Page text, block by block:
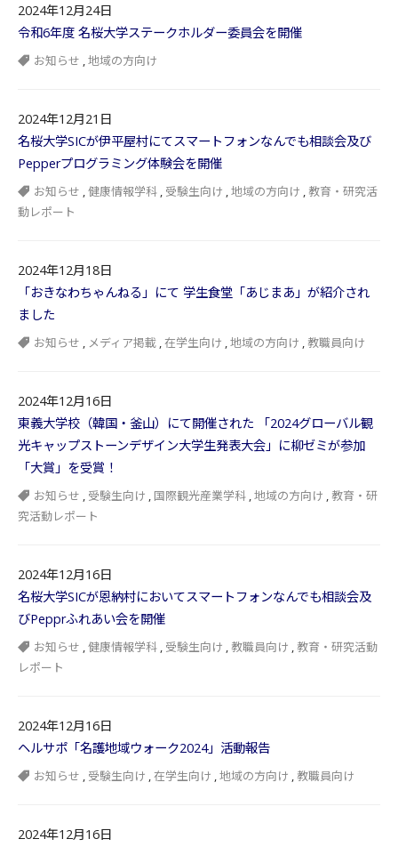
2024年12月24日
令和6年度 名桜大学ステークホルダー委員会を開催
お知らせ ,地域の方向け
2024年12月21日
名桜大学SICが伊平屋村にてスマートフォンなんでも相談会及び
Pepperプログラミング体験会を開催
お知らせ ,健康情報学科 , 受験生向け ,地域の方向け , 教育・研究活
動レポート
2024年12月18日
「おきなわちゃんねる」にて 学生食堂「あじまあ」が紹介され
ました
お知らせ , メディア掲載 ,在学生向け ,地域の方向け , 教職員向け
2024年12月16日
東義大学校（韓国・釜山）にて開催された 「2024グローバル観
光キャップストーンデザイン大学生発表大会」に柳ゼミが参加
「大賞」を受賞！
お知らせ , 受験生向け , 国際観光産業学科 ,地域の方向け , 教育・研
究活動レポート
2024年12月16日
名桜大学SICが恩納村においてスマートフォンなんでも相談会及
びPepprふれあい会を開催
お知らせ ,健康情報学科 , 受験生向け , 教職員向け , 教育・研究活動
レポート
2024年12月16日
ヘルサポ「名護地域ウォーク2024」活動報告
お知らせ , 受験生向け ,在学生向け ,地域の方向け , 教職員向け
2024年12月16日